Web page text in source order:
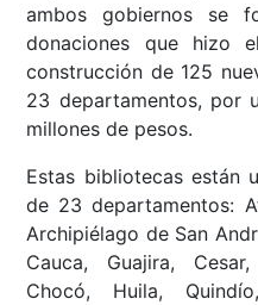
ambos gobiernos se
donaciones que hizo
construcción de 125
23 departamentos, por
millones de pesos.
Estas bibliotecas están
de 23 departamentos:
Archipiélago de San
Cauca, Guajira,
Chocó, Huila,